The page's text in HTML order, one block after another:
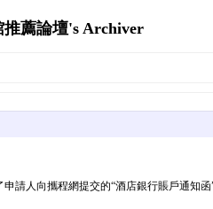
薦論壇's Archiver
請人向攜程網提交的“酒店銀行賬戶通